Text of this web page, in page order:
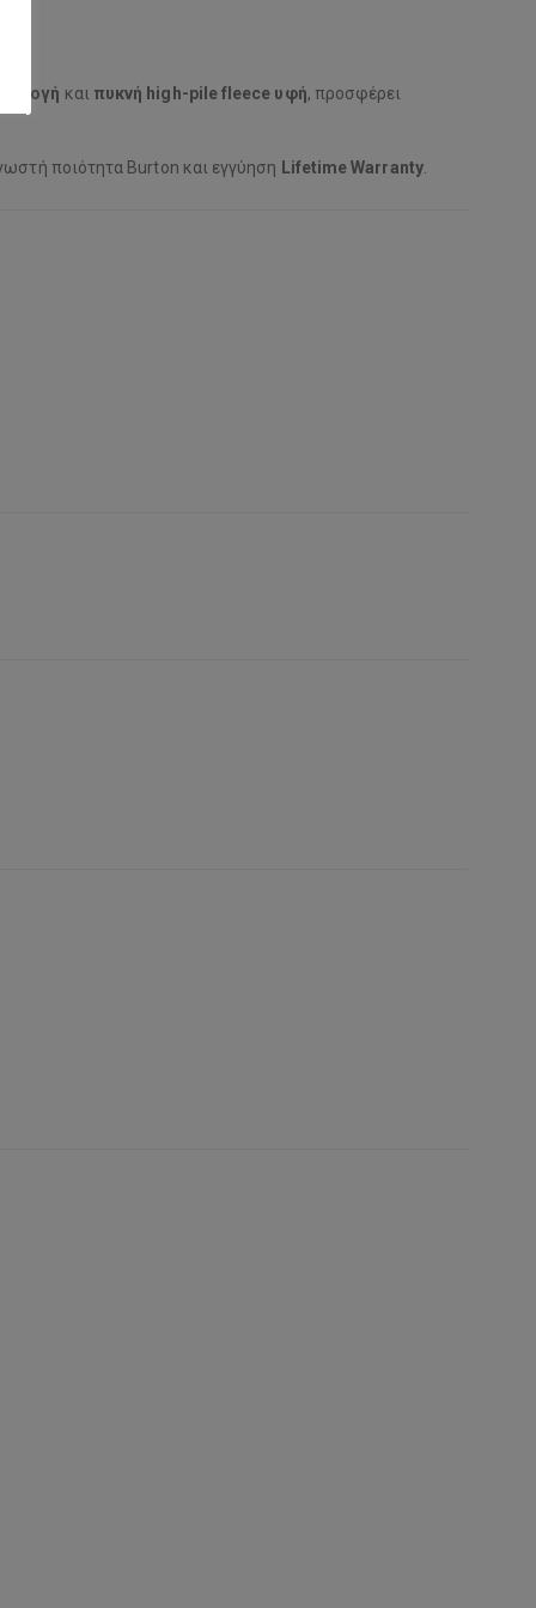
και πυκνή high-pile fleece υφή, προσφέρει
ποιότητα Burton και εγγύηση Lifetime Warranty.